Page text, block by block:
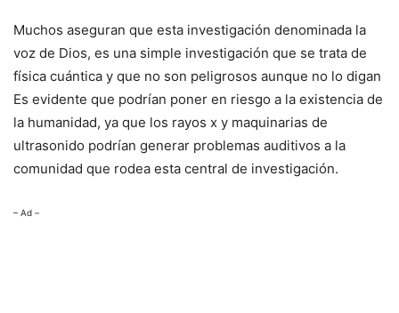
Muchos aseguran que esta investigación denominada la
voz de Dios, es una simple investigación que se trata de
física cuántica y que no son peligrosos aunque no lo digan
Es evidente que podrían poner en riesgo a la existencia de
la humanidad, ya que los rayos x y maquinarias de
ultrasonido podrían generar problemas auditivos a la
comunidad que rodea esta central de investigación.
– Ad –